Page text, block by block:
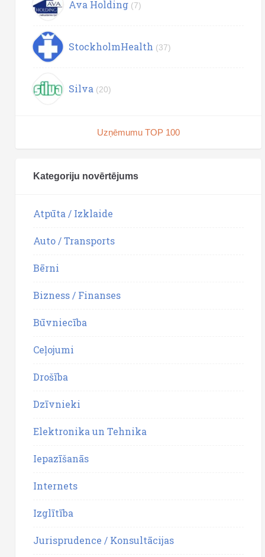
Ava Holding (7)
StockholmHealth (37)
Silva (20)
Uzņēmumu TOP 100
Kategoriju novērtējums
Atpūta / Izklaide
Auto / Transports
Bērni
Bizness / Finanses
Būvniecība
Ceļojumi
Drošība
Dzīvnieki
Elektronika un Tehnika
Iepazīšanās
Internets
Izglītība
Jurisprudence / Konsultācijas